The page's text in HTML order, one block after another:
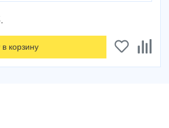
кабины
в корзину